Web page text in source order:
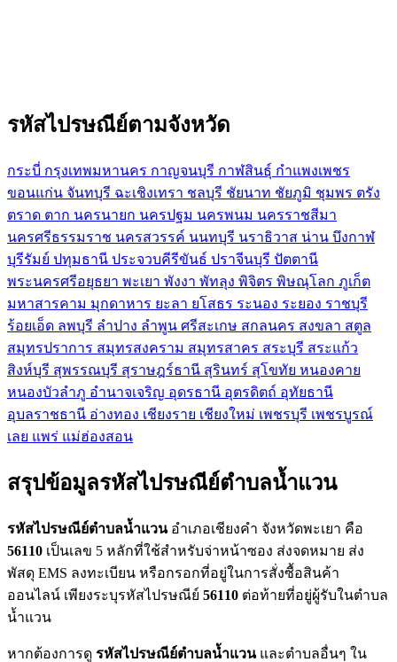
รหัสไปรษณีย์ตามจังหวัด
กระบี่ กรุงเทพมหานคร กาญจนบุรี กาฬสินธุ์ กำแพงเพชร
ขอนแก่น จันทบุรี ฉะเชิงเทรา ชลบุรี ชัยนาท ชัยภูมิ ชุมพร ตรัง
ตราด ตาก นครนายก นครปฐม นครพนม นครราชสีมา
นครศรีธรรมราช นครสวรรค์ นนทบุรี นราธิวาส น่าน บึงกาฬ
บุรีรัมย์ ปทุมธานี ประจวบคีรีขันธ์ ปราจีนบุรี ปัตตานี
พระนครศรีอยุธยา พะเยา พังงา พัทลุง พิจิตร พิษณุโลก ภูเก็ต
มหาสารคาม มุกดาหาร ยะลา ยโสธร ระนอง ระยอง ราชบุรี
ร้อยเอ็ด ลพบุรี ลำปาง ลำพูน ศรีสะเกษ สกลนคร สงขลา สตูล
สมุทรปราการ สมุทรสงคราม สมุทรสาคร สระบุรี สระแก้ว
สิงห์บุรี สุพรรณบุรี สุราษฎร์ธานี สุรินทร์ สุโขทัย หนองคาย
หนองบัวลำภู อำนาจเจริญ อุดรธานี อุตรดิตถ์ อุทัยธานี
อุบลราชธานี อ่างทอง เชียงราย เชียงใหม่ เพชรบุรี เพชรบูรณ์
เลย แพร่ แม่ฮ่องสอน
สรุปข้อมูลรหัสไปรษณีย์ตำบลน้ำแวน
รหัสไปรษณีย์ตำบลน้ำแวนอำเภอเชียงคำ จังหวัดพะเยา คือ
56110 เป็นเลข 5 หลักที่ใช้สำหรับจ่าหน้าซอง ส่งจดหมาย ส่ง
พัสดุ EMS ลงทะเบียน หรือกรอกที่อยู่ในการสั่งซื้อสินค้า
ออนไลน์ เพียงระบุรหัสไปรษณีย์ 56110 ต่อท้ายที่อยู่ผู้รับในตำบล
น้ำแวน
หากต้องการดู รหัสไปรษณีย์ตำบลน้ำแวนและตำบลอื่นๆ ใน